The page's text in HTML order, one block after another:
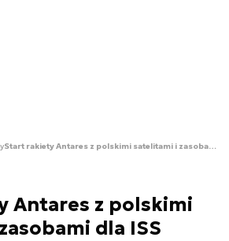
Start rakiety Antares z polskimi satelitami i zasobami dla ISS
Antares z polskimi
dla ISS